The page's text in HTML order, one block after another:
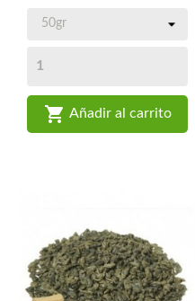
 Añadir al carrito